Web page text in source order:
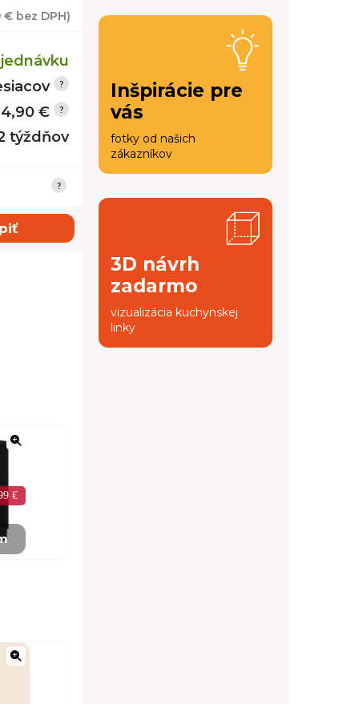
€ bez DPH)
€
týždňov
€
Inšpirácie pre
vás
fotky od našich
zákazníkov
3D návrh
zadarmo
vizualizácia kuchynskej
linky